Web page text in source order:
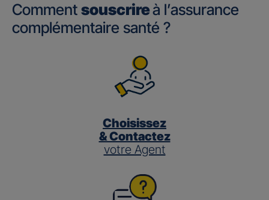
Comment souscrireà l’assurance
complémentaire santé ?
Choisissez
& Contactez
votre Agent